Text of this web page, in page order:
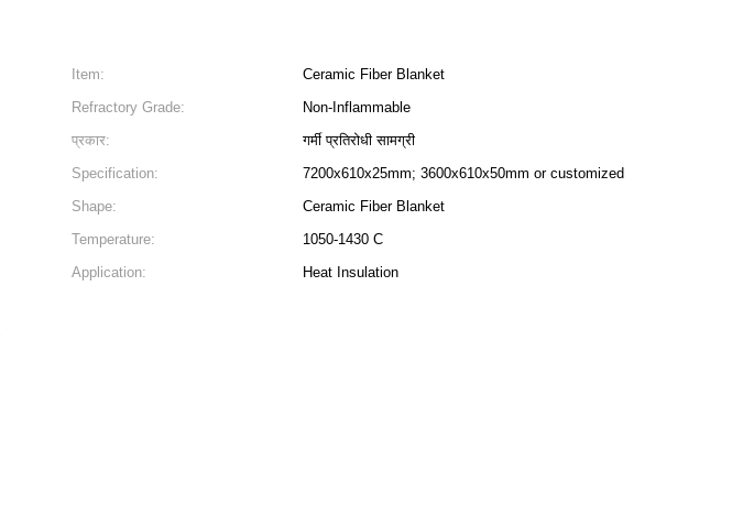
Item:
Ceramic Fiber Blanket
Refractory Grade:
Non-Inflammable
प्रकार:
गर्मी प्रतिरोधी सामग्री
Specification:
7200x610x25mm; 3600x610x50mm or customized
Shape:
Ceramic Fiber Blanket
Temperature:
1050-1430 C
Application:
Heat Insulation